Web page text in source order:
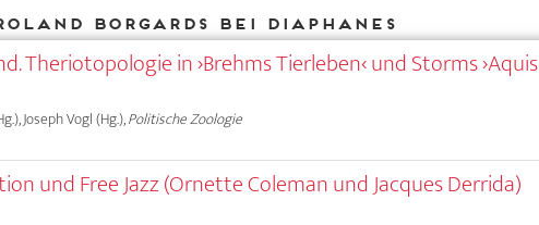
Borgards bei DIAPHANES
Theriotopologie in ›Brehms Tierleben‹ und Storms ›Aquis
Joseph Vogl (Hg.),Politische Zoologie
und Free Jazz (Ornette Coleman und Jacques Derrida)